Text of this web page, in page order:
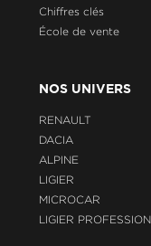
DU
MICHEL
Chiffres clés
École de vente
NOS UNIVERS
RENAULT
DACIA
ALPINE
LIGIER
MICROCAR
LIGIER